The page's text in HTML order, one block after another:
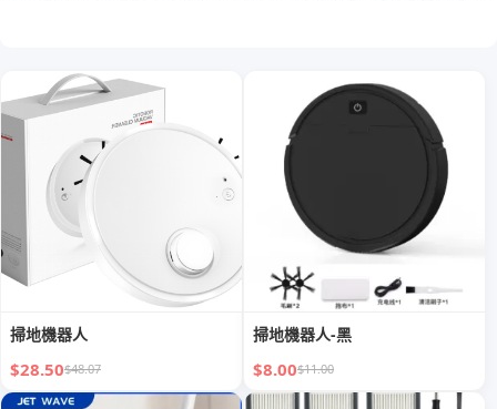
掃地機器人
$28.50$48.07
掃地機器人-黑
$8.00$11.00